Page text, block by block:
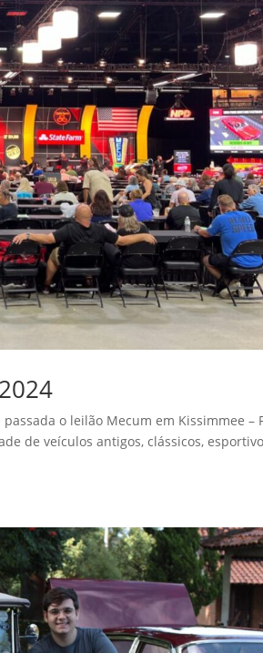
passada o leilão Mecum em Kissimmee –
de veículos antigos, clássicos,